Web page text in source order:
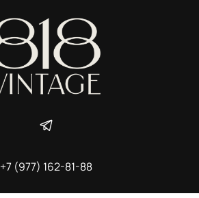
+7 (977) 162-81-88